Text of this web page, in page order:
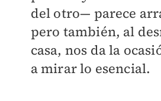
del otro— parece
pero también, al
casa, nos da la
a mirar lo esencial.